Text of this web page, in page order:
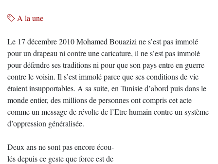
A la une
Le 17 décembre 2010 Mohamed Bouazizi ne s’est pas immolé
pour un drapeau ni contre une caricature, il ne s’est pas immolé
pour défendre ses traditions ni pour que son pays entre en guerre
contre le voisin. Il s’est immolé parce que ses conditions de vie
étaient insupportables. A sa suite, en Tunisie d’abord puis dans le
monde entier, des millions de personnes ont compris cet acte
comme un message de révolte de l’Etre humain contre un système
d’oppression généralisée.
Deux ans ne sont pas encore écou-
lés depuis ce geste que force est de